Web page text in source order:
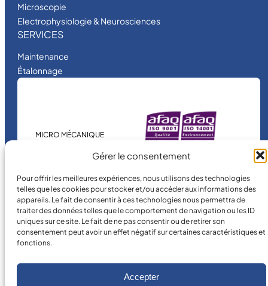
Gérer le consentement
Pour offrir les meilleures expériences, nous utilisons des technologies
telles que les cookies pour stocker et/ou accéder aux informations des
appareils. Le fait de consentir à ces technologies nous permettra de
traiter des données telles que le comportement de navigation ou les ID
uniques sur ce site. Le fait de ne pas consentir ou de retirer son
consentement peut avoir un effet négatif sur certaines caractéristiques et
fonctions.
Accepter
Microscopie
Electrophysiologie & Neurosciences
SERVICES
Maintenance
Étalonnage
MICRO MÉCANIQUE
Conditions légales